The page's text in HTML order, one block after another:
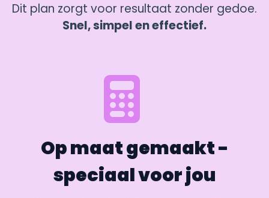
Dit plan zorgt voor resultaat zonder gedoe.
Snel, simpel en effectief.
Op maat gemaakt -
speciaal voor jou